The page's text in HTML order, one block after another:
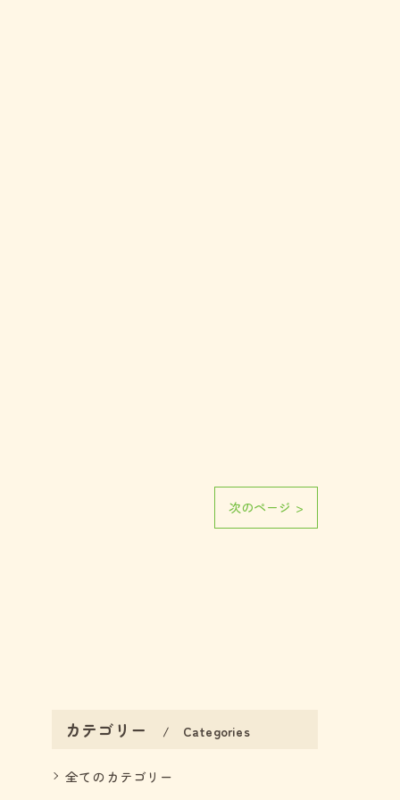
次のページ >
カテゴリー Categories
全てのカテゴリー